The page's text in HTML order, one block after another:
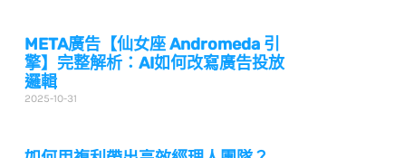
META廣告【仙女座 Andromeda 引
擎】完整解析：AI如何改寫廣告投放
邏輯
2025-10-31